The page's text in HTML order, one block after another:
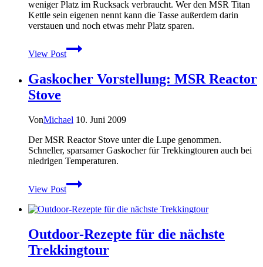
weniger Platz im Rucksack verbraucht. Wer den MSR Titan
Kettle sein eigenen nennt kann die Tasse außerdem darin
verstauen und noch etwas mehr Platz sparen.
View Post
Die
leichtere
–
MSR
Gaskocher Vorstellung: MSR Reactor
Stove
VonMichael 10. Juni 2009
Der MSR Reactor Stove unter die Lupe genommen.
Schneller, sparsamer Gaskocher für Trekkingtouren auch bei
niedrigen Temperaturen.
View Post
Gaskocher
Vorstellung:
Reactor
Outdoor-Rezepte für die nächste
Trekkingtour